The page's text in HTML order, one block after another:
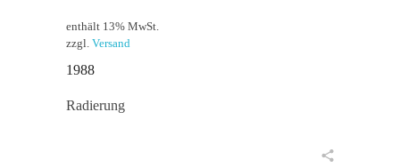
enthält 13% MwSt.
zzgl. Versand
1988
Radierung